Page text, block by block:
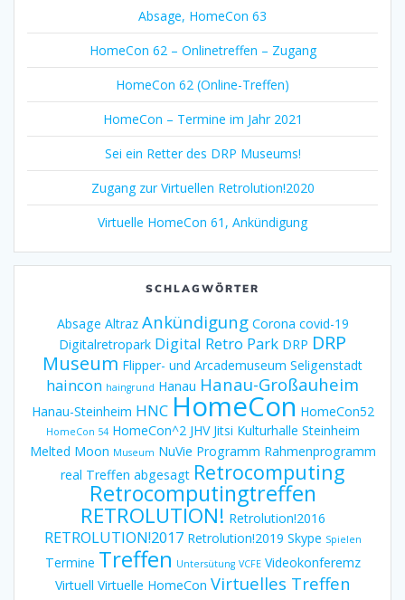
Absage, HomeCon 63
HomeCon 62 – Onlinetreffen – Zugang
HomeCon 62 (Online-Treffen)
HomeCon – Termine im Jahr 2021
Sei ein Retter des DRP Museums!
Zugang zur Virtuellen Retrolution!2020
Virtuelle HomeCon 61, Ankündigung
SCHLAGWÖRTER
Absage Altraz Ankündigung Corona covid-19
Digitalretropark Digital Retro Park DRP DRP
Museum Flipper- und Arcademuseum Seligenstadt
haincon haingrund Hanau Hanau-Großauheim
Hanau-Steinheim HNC HomeCon HomeCon52
HomeCon 54 HomeCon^2 JHV Jitsi Kulturhalle Steinheim
Melted Moon Museum NuVie Programm Rahmenprogramm
real Treffen abgesagt Retrocomputing
Retrocomputingtreffen
RETROLUTION! Retrolution!2016
RETROLUTION!2017 Retrolution!2019 Skype Spielen
Termine Treffen Untersütung VCFE Videokonferemz
Virtuell Virtuelle HomeCon Virtuelles Treffen